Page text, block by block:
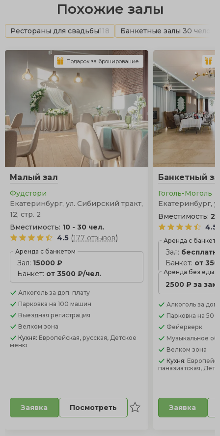
Похожие залы
Рестораны для свадьбы118 Банкетные залы 30
Малый зал
Фудстори
Екатеринбург, ул. Сибирский тракт,
12, стр. 2
Вместимость: 10 - 30 чел.
4.5 (177 отзывов)
Аренда с банкетом
Зал: 15000 ₽
Банкет: от 3500 ₽/чел.
Алкоголь за доп. плату
Парковка на 100 машин
Выездная регистрация
Велком зона
Кухня: Европейская, русская, Детское
меню
Заявка Посмотреть
Подарок за бронирование
Банкетный
Гоголь-Моголь
Екатеринбург,
Вместимость:
4.5
Аренда с
Зал:
Банкет: от
Аренда без еды
2500 ₽ за
Алкоголь за
Парковка на 50
Фейерверк
Музыкальное
Велком зона
Кухня:
паназиатская,
Заявка